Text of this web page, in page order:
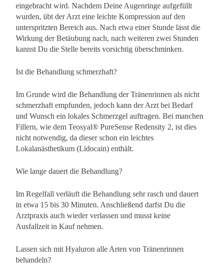
eingebracht wird. Nachdem Deine Augenringe aufgefüllt
wurden, übt der Arzt eine leichte Kompression auf den
unterspritzten Bereich aus. Nach etwa einer Stunde lässt die
Wirkung der Betäubung nach, nach weiteren zwei Stunden
kannst Du die Stelle bereits vorsichtig überschminken.
Ist die Behandlung schmerzhaft?
Im Grunde wird die Behandlung der Tränenrinnen als nicht
schmerzhaft empfunden, jedoch kann der Arzt bei Bedarf
und Wunsch ein lokales Schmerzgel auftragen. Bei manchen
Fillern, wie dem Teosyal® PureSense Redensity 2, ist dies
nicht notwendig, da dieser schon ein leichtes
Lokalanästhetikum (Lidocain) enthält.
Wie lange dauert die Behandlung?
Im Regelfall verläuft die Behandlung sehr rasch und dauert
in etwa 15 bis 30 Minuten. Anschließend darfst Du die
Arztpraxis auch wieder verlassen und musst keine
Ausfallzeit in Kauf nehmen.
Lassen sich mit Hyaluron alle Arten von Tränenrinnen
behandeln?